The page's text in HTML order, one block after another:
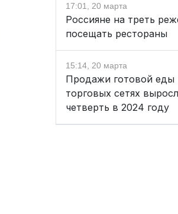
17:01, 20 марта
Россияне на треть
посещать рестораны
15:14, 20 марта
Продажи готовой еды
торговых сетях
четверть в 2024 году